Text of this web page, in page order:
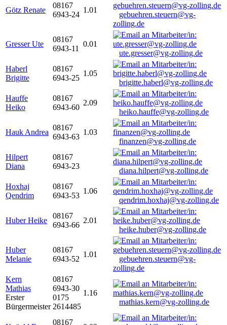
Götz Renate
08167
6943-24
1.01
gebuehren.steuern@vg-
zolling.de
Gresser Ute
08167
6943-11
0.01
ute.gresser@vg-zolling.de
Haberl
Brigitte
08167
6943-25
1.05
brigitte.haberl@vg-zolling.de
Hauffe
Heiko
08167
6943-60
2.09
heiko.hauffe@vg-zolling.de
Hauk Andrea
08167
6943-63
1.03
finanzen@vg-zolling.de
Hilpert
Diana
08167
6943-23
diana.hilpert@vg-zolling.de
Hoxhaj
Qendrim
08167
6943-53
1.06
qendrim.hoxhaj@vg-zolling.de
Huber Heike
08167
6943-66
2.01
heike.huber@vg-zolling.de
Huber
Melanie
08167
6943-52
1.01
gebuehren.steuern@vg-
zolling.de
Kern
Mathias
Erster
Bürgermeister
08167
6943-30
0175
2614485
1.16
mathias.kern@vg-zolling.de
08167